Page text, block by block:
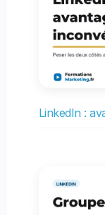
LinkedIn :